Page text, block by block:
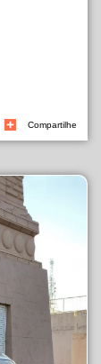
Compartilhe